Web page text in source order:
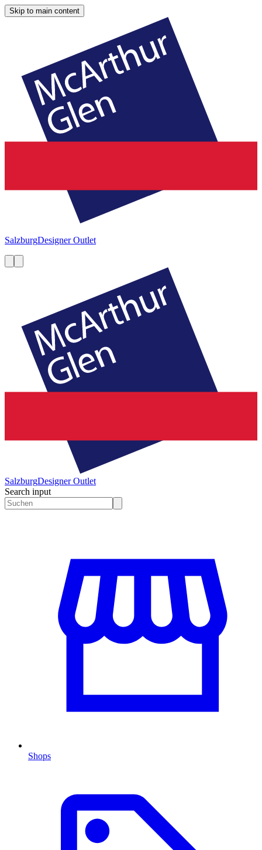
Skip to main content
SalzburgDesigner Outlet
SalzburgDesigner Outlet
Search input
Shops